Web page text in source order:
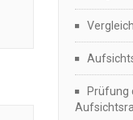
Prüfung